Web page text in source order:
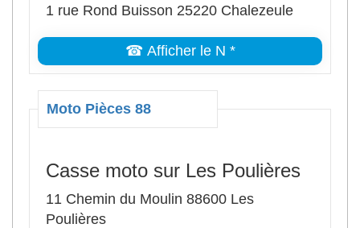
1 rue Rond Buisson 25220 Chalezeule
☎ Afficher le N *
Moto Pièces 88
Casse moto sur Les Poulières
11 Chemin du Moulin 88600 Les
Poulières